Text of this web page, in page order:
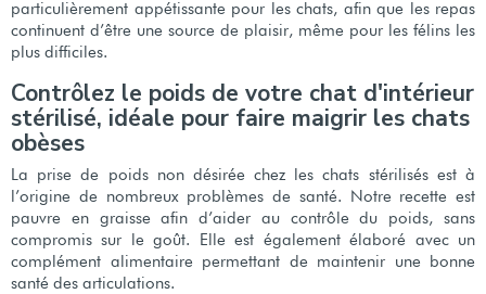
particulièrement appétissante pour les chats, afin que les repas
continuent d’être une source de plaisir, même pour les félins les
plus difficiles.
Contrôlez le poids de votre chat d'intérieur
stérilisé, idéale pour faire maigrir les chats
obèses
La prise de poids non désirée chez les chats stérilisés est à
l’origine de nombreux problèmes de santé. Notre recette est
pauvre en graisse afin d’aider au contrôle du poids, sans
compromis sur le goût. Elle est également élaboré avec un
complément alimentaire permettant de maintenir une bonne
santé des articulations.